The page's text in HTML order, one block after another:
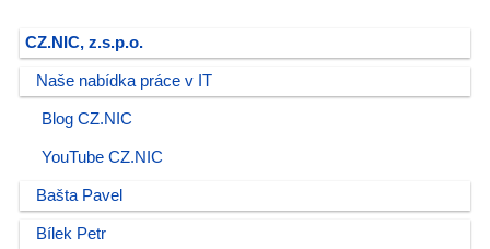
CZ.NIC, z.s.p.o.
Naše nabídka práce v IT
Blog CZ.NIC
YouTube CZ.NIC
Bašta Pavel
Bílek Petr